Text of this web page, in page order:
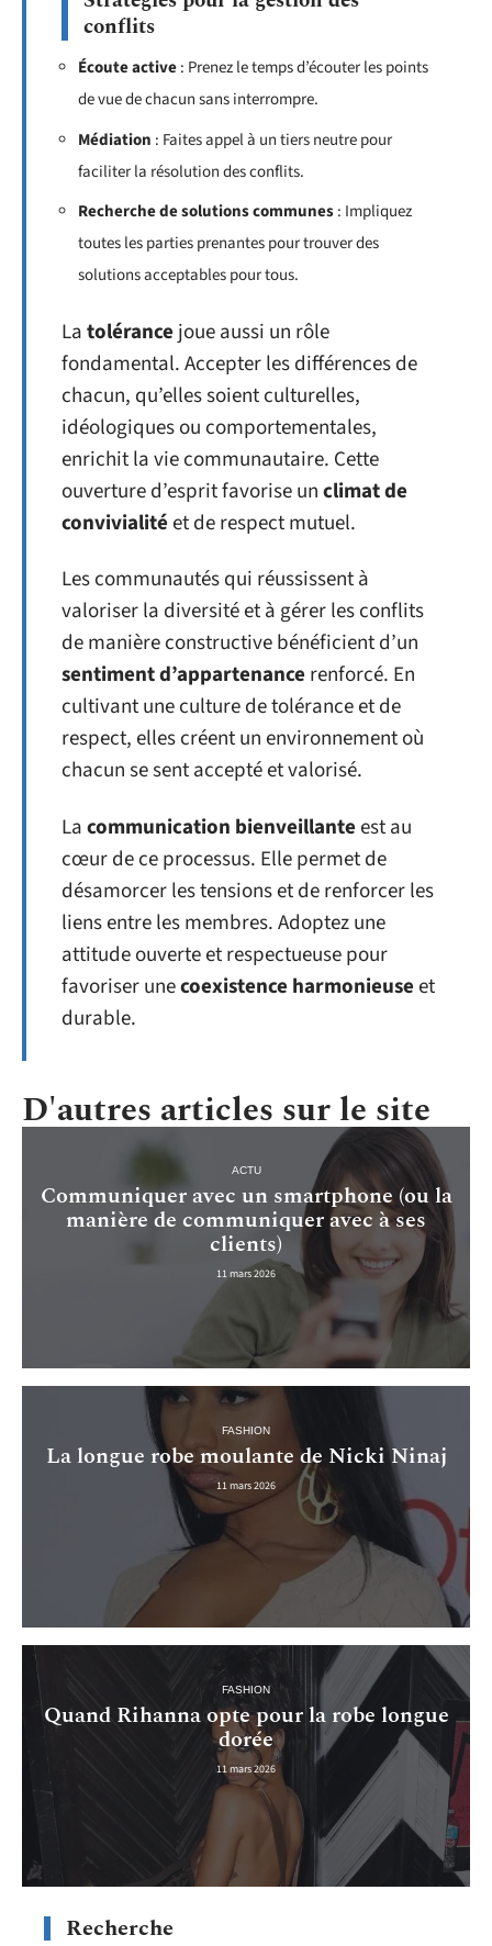
conflits
Écoute active: Prenez le temps d’écouter les points
de vue de chacun sans interrompre.
Médiation : Faites appel à un tiers neutre pour
faciliter la résolution des conflits.
Recherche de solutions communes: Impliquez
toutes les parties prenantes pour trouver des
solutions acceptables pour tous.
Latolérance joue aussi un rôle
fondamental. Accepter les différences de
chacun, qu’elles soient culturelles,
idéologiques ou comportementales,
enrichit la vie communautaire. Cette
ouverture d’esprit favorise unclimat de
convivialitéet de respect mutuel.
Les communautés qui réussissent à
valoriser la diversité et à gérer les conflits
de manière constructive bénéficient d’un
sentiment d’appartenance renforcé. En
cultivant une culture de tolérance et de
respect, elles créent un environnement où
chacun se sent accepté et valorisé.
Lacommunication bienveillanteest au
cœur de ce processus. Elle permet de
désamorcer les tensions et de renforcer les
liens entre les membres. Adoptez une
attitude ouverte et respectueuse pour
favoriser unecoexistence harmonieuseet
durable.
D'autres articles sur le site
ACTU
Communiquer avec un smartphone (ou la
manière de communiquer avec à ses
clients)
11 mars 2026
FASHION
La longue robe moulante de Nicki Ninaj
11 mars 2026
FASHION
Quand Rihanna opte pour la robe longue
dorée
11 mars 2026
Recherche